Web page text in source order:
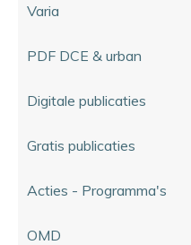
Varia
PDF DCE & urban
Digitale publicaties
Gratis publicaties
Acties - Programma's
OMD